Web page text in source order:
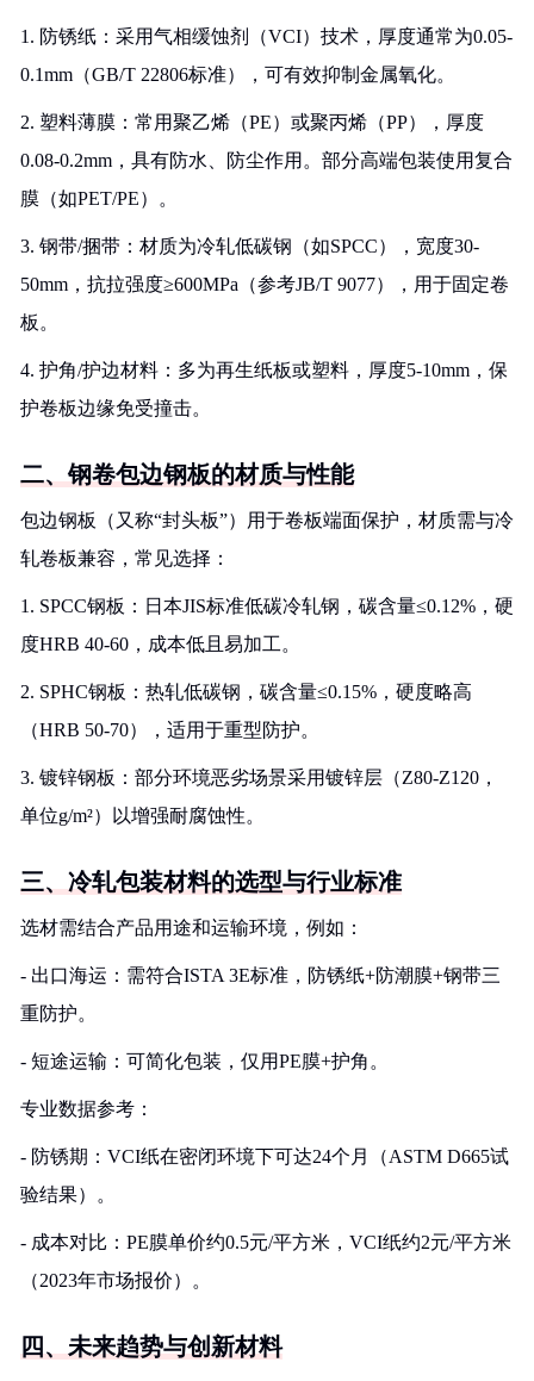
1. 防锈纸：采用气相缓蚀剂（VCI）技术，厚度通常为0.05-
0.1mm（GB/T 22806标准），可有效抑制金属氧化。
2. 塑料薄膜：常用聚乙烯（PE）或聚丙烯（PP），厚度
0.08-0.2mm，具有防水、防尘作用。部分高端包装使用复合
膜（如PET/PE）。
3. 钢带/捆带：材质为冷轧低碳钢（如SPCC），宽度30-
50mm，抗拉强度≥600MPa（参考JB/T 9077），用于固定卷
板。
4. 护角/护边材料：多为再生纸板或塑料，厚度5-10mm，保
护卷板边缘免受撞击。
二、钢卷包边钢板的材质与性能
包边钢板（又称“封头板”）用于卷板端面保护，材质需与冷
轧卷板兼容，常见选择：
1. SPCC钢板：日本JIS标准低碳冷轧钢，碳含量≤0.12%，硬
度HRB 40-60，成本低且易加工。
2. SPHC钢板：热轧低碳钢，碳含量≤0.15%，硬度略高
（HRB 50-70），适用于重型防护。
3. 镀锌钢板：部分环境恶劣场景采用镀锌层（Z80-Z120，
单位g/m²）以增强耐腐蚀性。
三、冷轧包装材料的选型与行业标准
选材需结合产品用途和运输环境，例如：
- 出口海运：需符合ISTA 3E标准，防锈纸+防潮膜+钢带三
重防护。
- 短途运输：可简化包装，仅用PE膜+护角。
专业数据参考：
- 防锈期：VCI纸在密闭环境下可达24个月（ASTM D665试
验结果）。
- 成本对比：PE膜单价约0.5元/平方米，VCI纸约2元/平方米
（2023年市场报价）。
四、未来趋势与创新材料